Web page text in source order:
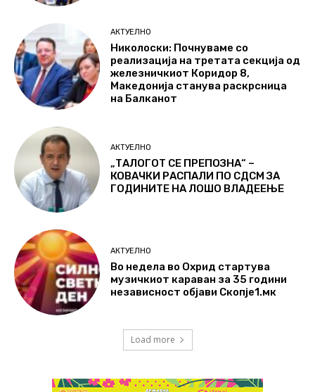
АКТУЕЛНО
Николоски: Почнуваме со
реализација на третата секција од
железничкиот Коридор 8,
Македонија станува раскрсница
на Балканот
АКТУЕЛНО
„ТАЛОГОТ СЕ ПРЕПОЗНА“ –
КОВАЧКИ РАСПАЛИ ПО СДСМ ЗА
ГОДИНИТЕ НА ЛОШО ВЛАДЕЕЊЕ
АКТУЕЛНО
Во недела во Охрид стартува
музичкиот караван за 35 години
независност објави Скопје1.мк
Load more